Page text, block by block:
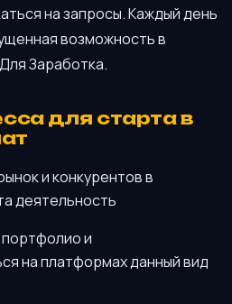
на запросы. Каждый день
возможность в
Заработка.
для старта в
и конкурентов в
деятельность
и
на платформах данный вид